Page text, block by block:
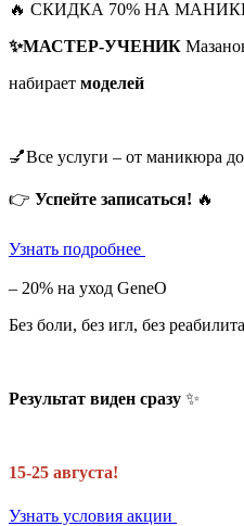
🔥 СКИДКА 70% НА
✨МАСТЕР-УЧЕНИК
набирает моделей
💅Все услуги – от маникюра
👉 Успейте записаться! 🔥
Узнать подробнее
– 20% на уход GeneO
Без боли, без игл, без
Результат виден сразу ✨
15-25 августа!
Узнать условия акции